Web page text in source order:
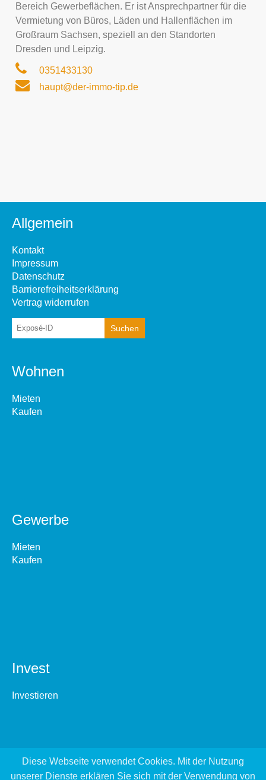
Bereich Gewerbeflächen. Er ist Ansprechpartner für die
Vermietung von Büros, Läden und Hallenflächen im
Großraum Sachsen, speziell an den Standorten
Dresden und Leipzig.
0351433130
haupt@der-immo-tip.de
Allgemein
Kontakt
Impressum
Datenschutz
Barrierefreiheitserklärung
Vertrag widerrufen
Wohnen
Mieten
Kaufen
Gewerbe
Mieten
Kaufen
Invest
Investieren
Diese Webseite verwendet Cookies. Mit der Nutzung
unserer Dienste erklären Sie sich mit der Verwendung von